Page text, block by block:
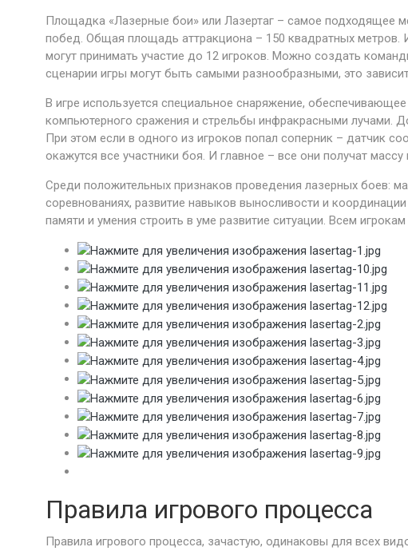
Площадка «Лазерные бои» или Лазертаг – самое подходящее
побед. Общая площадь аттракциона – 150 квадратных метров.
могут принимать участие до 12 игроков. Можно создать
сценарии игры могут быть самыми разнообразными, это
В игре используется специальное снаряжение,
компьютерного сражения и стрельбы инфракрасными лучами.
При этом если в одного из игроков попал соперник – датчик
окажутся все участники боя. И главное – все они получат
Среди положительных признаков проведения лазерных боев:
соревнованиях, развитие навыков выносливости и
памяти и умения строить в уме развитие ситуации. Всем
Правила игрового процесса
Правила игрового процесса, зачастую, одинаковы для всех